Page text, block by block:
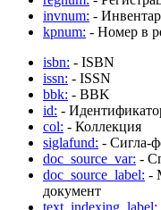
invnum: -
kpnum: - Номер в
isbn: - ISBN
issn: - ISSN
bbk: - BBK
id: -
col: - Коллекция
siglafund: - Сигла-
doc_source_var: -
doc_source_label: -
документ